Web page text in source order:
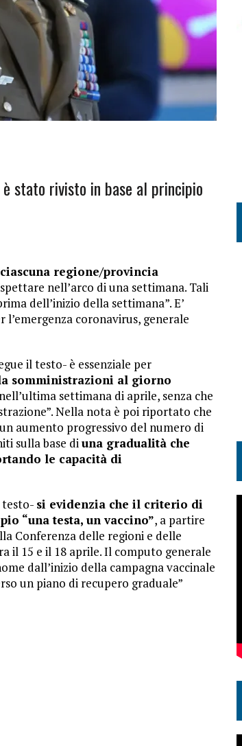
stato rivisto in base al principio
regione/provincia
nell’arco di una settimana. Tali
dell’inizio della settimana”. E’
coronavirus, generale
il testo- è essenziale per
somministrazioni al giorno
settimana di aprile, senza che
Nella nota è poi riportato che
aumento progressivo del numero di
sulla base diuna gradualità che
le capacità di
testo- si evidenzia che il criterio di
“una testa, un vaccino”, a partire
Conferenza delle regioni e delle
il 15 e il 18 aprile. Il computo generale
dall’inizio della campagna vaccinale
un piano di recupero graduale”